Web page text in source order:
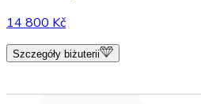
14 800 Kč
Szczegóły biżuterii